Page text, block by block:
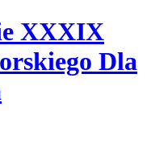
XXXIX
Dla